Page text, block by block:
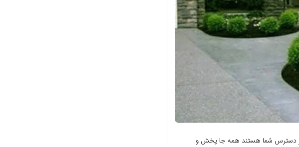
در دسترس شما هستند همه جا پخش و